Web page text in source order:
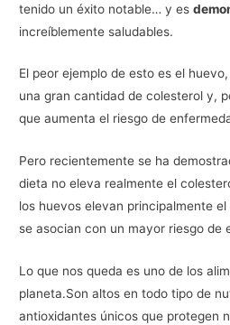
tenido un éxito notable… y es
increíblemente saludables.
El peor ejemplo de esto es el
una gran cantidad de colesterol y,
que aumenta el riesgo de
Pero recientemente se ha
dieta no eleva realmente el
los huevos elevan principalmente el
se asocian con un mayor riesgo de
Lo que nos queda es uno de los
planeta.Son altos en todo tipo de
antioxidantes únicos que protegen